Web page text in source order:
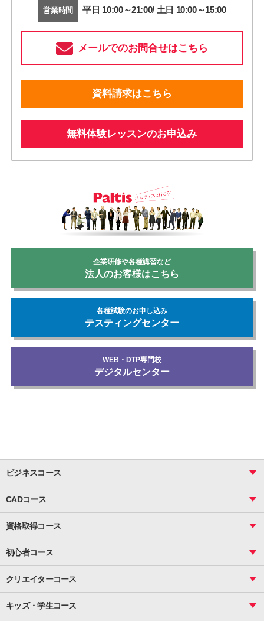
営業時間 平日 10:00～21:00/ 土日 10:00～15:00
メールでのお問合せはこちら
資料請求はこちら
無料体験レッスンのお申込み
企業研修や各種講習など
法人のお客様はこちら
各種試験のお申し込み
テスティングセンター
WEB・DTP専門校
デジタルセンター
ビジネスコース
関数
ピボットテーブル
マクロ
資料作成（基礎）
資料作成（応用）
CADコース
図面作成（基礎）
図面作成（応用）
資格取得コース
VBAエキスパート
ビジネス統計
CS
サーティファイ
初心者コース
案内文書・レター・はがき・POP作成
インターネット活用
クリエイターコース
基礎
応用
キッズ・学生コース